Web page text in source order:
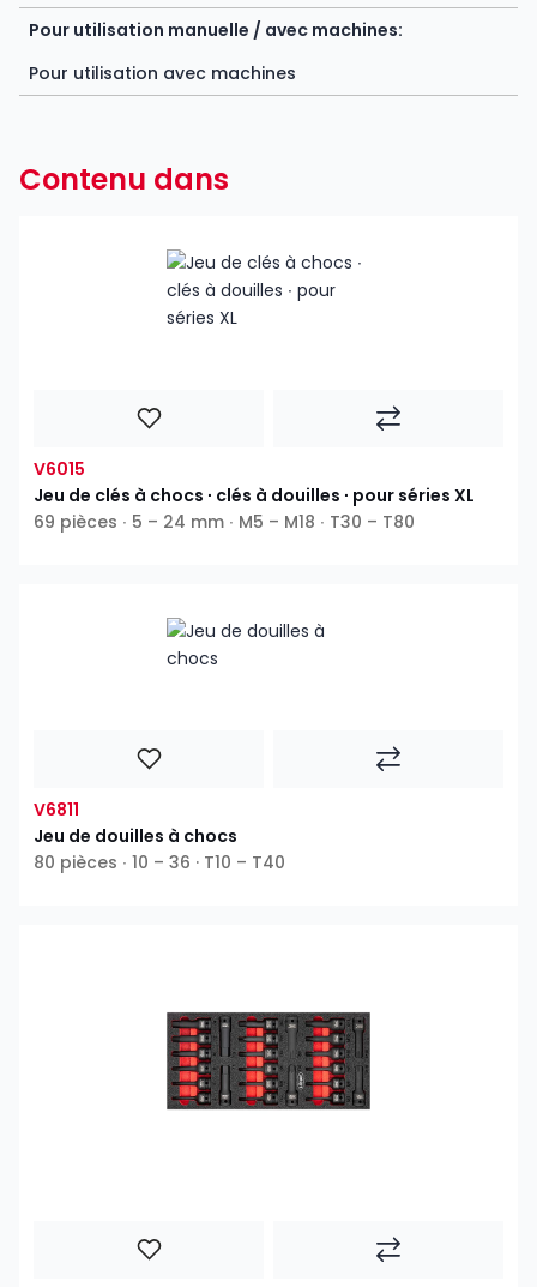
Pour utilisation manuelle / avec machines:
Pour utilisation avec machines
Contenu dans
V6015
Jeu de clés à chocs ∙ clés à douilles ∙ pour séries XL
69 pièces ∙ 5 – 24 mm ∙ M5 – M18 ∙ T30 – T80
V6811
Jeu de douilles à chocs
80 pièces ∙ 10 – 36 · T10 – T40